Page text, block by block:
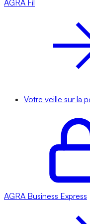
AGRA Fil
Votre veille sur la
AGRA Business Express